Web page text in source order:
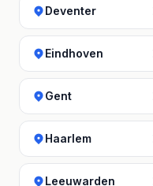
Deventer
Eindhoven
Gent
Haarlem
Leeuwarden